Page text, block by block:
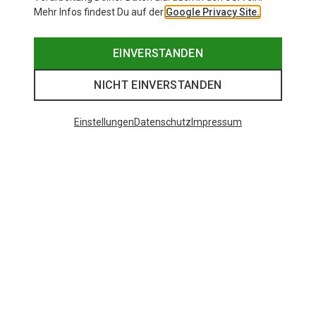
Mehr Infos findest Du auf der Google Privacy Site.
EINVERSTANDEN
NICHT EINVERSTANDEN
EinstellungenDatenschutz Impressum